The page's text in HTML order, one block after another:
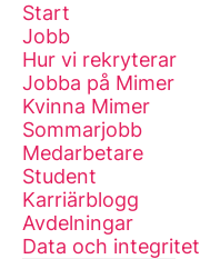
Start
Jobb
Hur vi rekryterar
Jobba på Mimer
Kvinna Mimer
Sommarjobb
Medarbetare
Student
Karriärblogg
Avdelningar
Data och integritet